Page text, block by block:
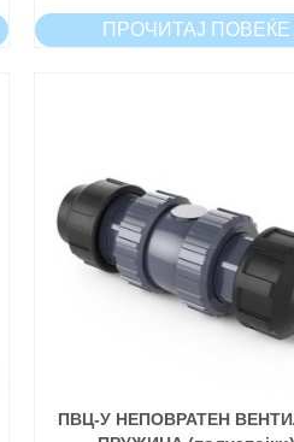
ПРОЧИТАЈ ПОВЕЌЕ
ПВЦ-У НЕПОВРАТЕН